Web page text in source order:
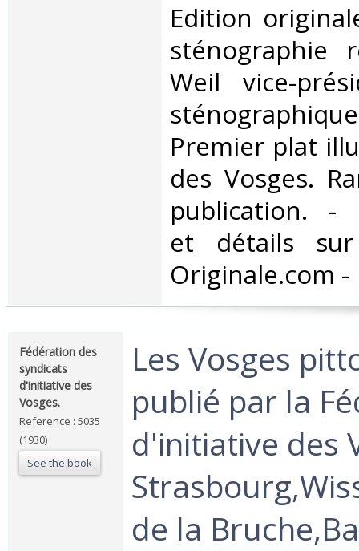
‎Edition
sténographie
Weil vice-
Premier plat
des Vosges.
publication. -
et détails sur
Originale.com -‎
‎Fédération des
syndicats
d'initiative des
Vosges. ‎
Reference : 5035
(1930)
See the book
‎Les Vosges
publié par la
d'initiative des
de la